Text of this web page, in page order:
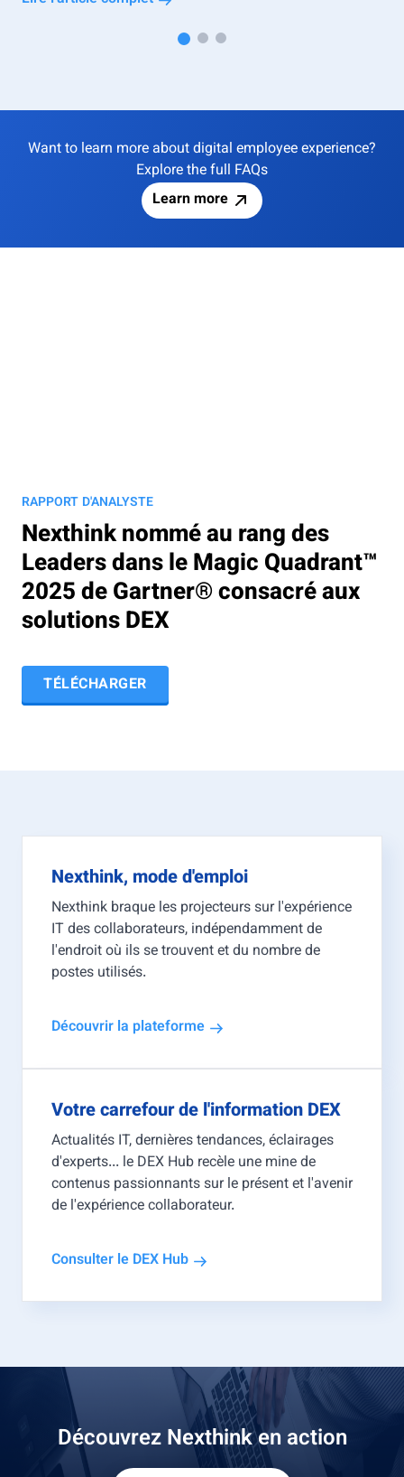
Want to learn more about digital employee experience?
Explore the full FAQs
Learn more
RAPPORT D'ANALYSTE
Nexthink nommé au rang des
Leaders dans le Magic Quadrant™
2025 de Gartner® consacré aux
solutions DEX
TÉLÉCHARGER
Nexthink, mode d'emploi
Nexthink braque les projecteurs sur l'expérience
IT des collaborateurs, indépendamment de
l'endroit où ils se trouvent et du nombre de
postes utilisés.
Découvrir la plateforme
Votre carrefour de l'information DEX
Actualités IT, dernières tendances, éclairages
d'experts... le DEX Hub recèle une mine de
contenus passionnants sur le présent et l'avenir
de l'expérience collaborateur.
Consulter le DEX Hub
Découvrez Nexthink en action